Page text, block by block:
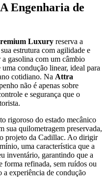
Engenharia de
Luxury reserva a
estrutura com agilidade e
gasolina com um câmbio
condução linear, ideal para
cotidiano. Na Attra
não é apenas sobre
e segurança que o
rigoroso do estado mecânico
sua quilometragem preservada,
projeto da Cadillac. Ao dirigir
uma característica que a
inventário, garantindo que a
forma refinada, sem ruídos ou
a experiência de condução